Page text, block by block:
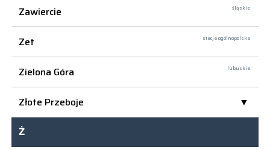
Zawiercie śląskie
Zet stacja ogólnopolska
Zielona Góra lubuskie
Złote Przeboje
Ż